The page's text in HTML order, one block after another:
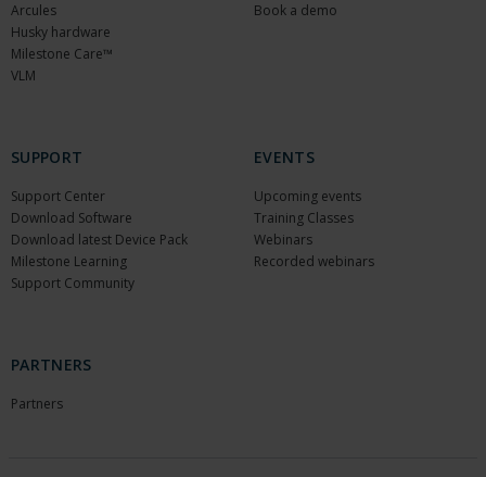
Arcules
Husky hardware
Milestone Care™
VLM
Book a demo
SUPPORT
Support Center
Download Software
Download latest Device Pack
Milestone Learning
Support Community
EVENTS
Upcoming events
Training Classes
Webinars
Recorded webinars
PARTNERS
Partners